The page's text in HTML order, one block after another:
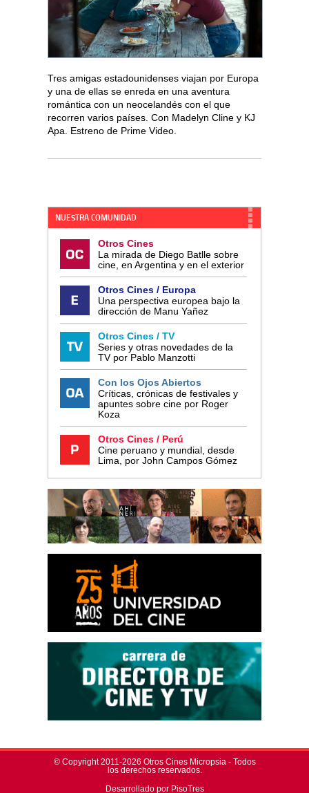
Tres amigas estadounidenses viajan por Europa
y una de ellas se enreda en una aventura
romántica con un neocelandés con el que
recorren varios países. Con Madelyn Cline y KJ
Apa. Estreno de Prime Video.
NUESTRA COMUNIDAD
Otros Cines
La mirada de Diego Batlle sobre
cine, en Argentina y en el exterior
Otros Cines / Europa
Una perspectiva europea bajo la
dirección de Manu Yañez
Otros Cines / TV
Series y otras novedades de la
TV por Pablo Manzotti
Con los Ojos Abiertos
Críticas, crónicas de festivales y
apuntes sobre cine por Roger
Koza
Otros Cines / Perú
Cine peruano y mundial, desde
Lima, por John Campos Gómez
© Copyright 2011-2026 Otros Cines Micropsia - Todos
los derechos reservados.
Desarrollado por PisoTres